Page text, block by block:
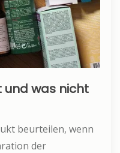
und was nicht
beurteilen, wenn
der